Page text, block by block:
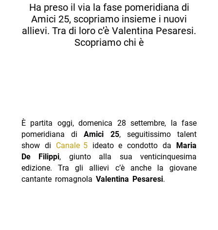
Ha preso il via la fase pomeridiana di
Amici 25, scopriamo insieme i nuovi
allievi. Tra di loro c’è Valentina Pesaresi.
Scopriamo chi è
È partita oggi, domenica 28 settembre, la fase
pomeridiana diAmici 25, seguitissimo talent
show di Canale 5ideato e condotto da
Maria
De Filippi, giunto alla sua venticinquesima
edizione. Tra gli allievi c’è anche la giovane
cantante romagnola Valentina Pesaresi.